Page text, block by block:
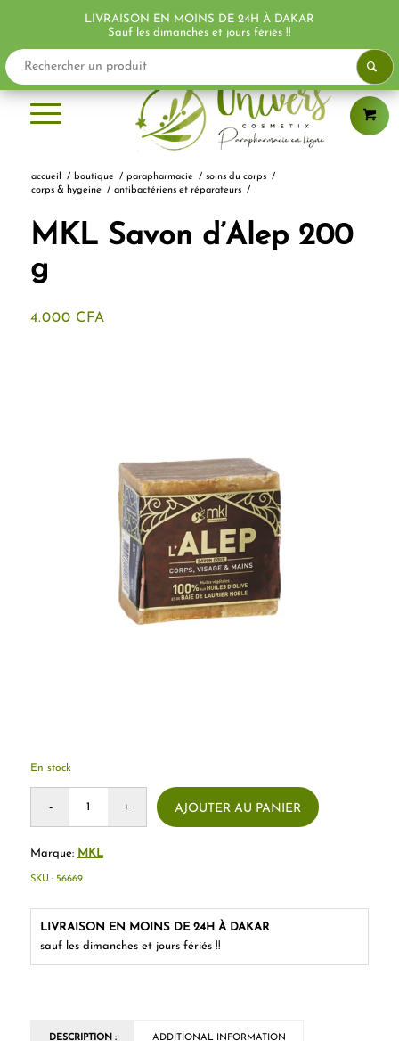
accueil / boutique / parapharmacie / soins du corps /
corps & hygeine
/ antibactériens et réparateurs /
MKL Savon d’Alep 200
g
4.000 CFA
En stock
AJOUTER AU PANIER
Marque: MKL
LIVRAISON EN MOINS DE 24H À DAKAR
sauf les dimanches et jours fériés !!
SKU : 56669
DESCRIPTION : ADDITIONAL INFORMATION
LIVRAISON EN MOINS DE 24H À DAKAR
Sauf les dimanches et jours fériés !!